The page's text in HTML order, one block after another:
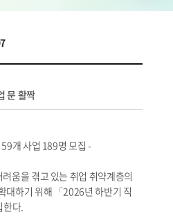
문 활짝
개 사업 189명 모집 -
움을 겪고 있는 취업 취약계층의
대하기 위해 「2026년 하반기 직
한다.